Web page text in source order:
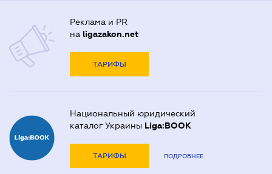
Реклама и PR
на ligazakon.net
ТАРИФЫ
Национальный юридический
каталог Украины Liga:BOOK
ТАРИФЫ ПОДРОБНЕЕ